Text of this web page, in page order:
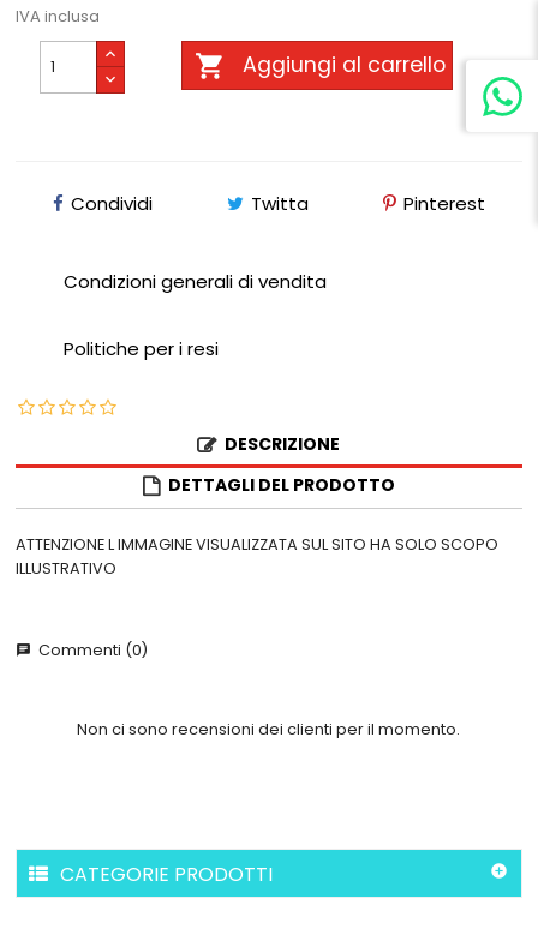
IVA inclusa
 Aggiungi al carrello
Condividi Twitta Pinterest
Condizioni generali di vendita
Politiche per i resi
DESCRIZIONE
DETTAGLI DEL PRODOTTO
ATTENZIONE L IMMAGINE VISUALIZZATA SUL SITO HA SOLO SCOPO
ILLUSTRATIVO
chat Commenti (0)
Non ci sono recensioni dei clienti per il momento.
CATEGORIE PRODOTTI 